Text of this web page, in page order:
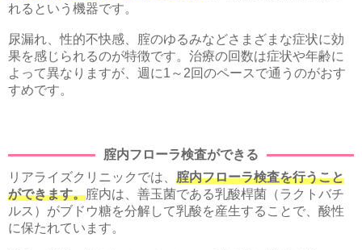
れるという機器です。
尿漏れ、性的不快感、腟のゆるみなどさまざまな症状に効
果を感じられるのが特徴です。治療の回数は症状や年齢に
よって異なりますが、週に1～2回のペースで通うのがおす
すめです。
腟内フローラ検査ができる
リアライズクリニックでは、 腟内フローラ検査を行うこと
ができます。腟内は、善玉菌である乳酸桿菌（ラクトバチ
ルス）がブドウ糖を分解して乳酸を産生することで、酸性
に保たれています。